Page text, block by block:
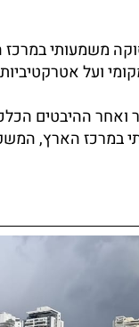
משמעותי במרכז
ועל
ההיבטים
הארץ,